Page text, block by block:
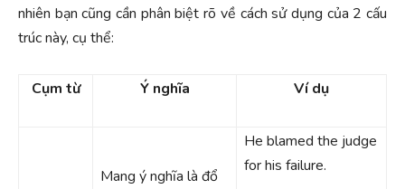
nhiên bạn cũng cần phân biệt rõ về cách sử dụng của 2 cấu
trúc này, cụ thể:
Cụm từ Ý nghĩa Ví dụ
Mang ý nghĩa là đổ
He blamed the judge
for his failure.